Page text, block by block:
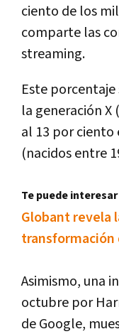
ciento de los
comparte las
streaming.
Este
la generación X
al 13 por
(nacidos entre
Te puede interesar
Globant revela
Asimismo, una
octubre por
de Google,